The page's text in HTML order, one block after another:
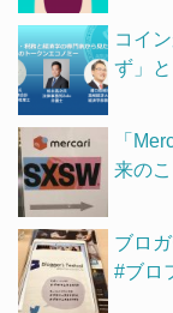
コイ
ず」
「
来の
ブロ
#ブロ